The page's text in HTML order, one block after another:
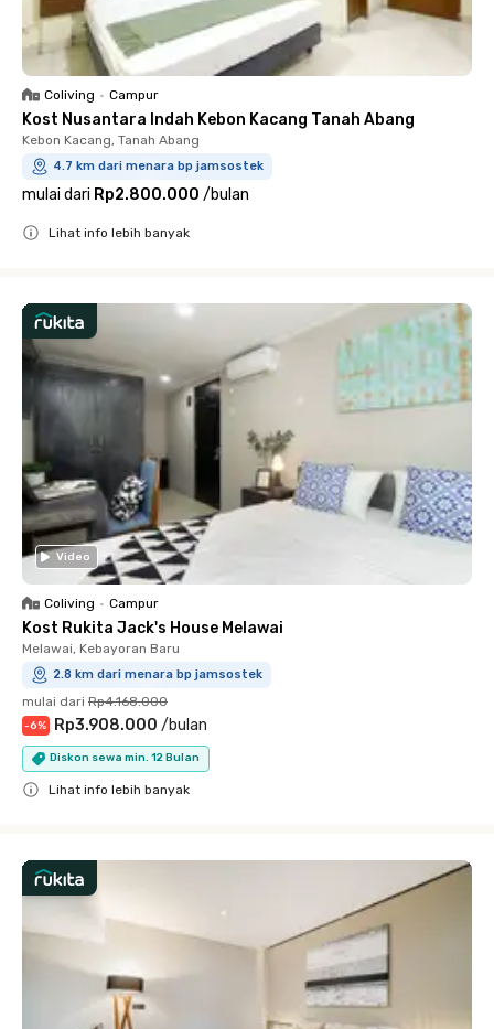
Coliving • Campur
Kost Nusantara Indah Kebon Kacang Tanah Abang
Kebon Kacang, Tanah Abang
4.7 km dari menara bp jamsostek
mulai dari Rp2.800.000 /bulan
Lihat info lebih banyak
Video
Coliving • Campur
Kost Rukita Jack's House Melawai
Melawai, Kebayoran Baru
2.8 km dari menara bp jamsostek
mulai dari Rp4.168.000
-6% Rp3.908.000 /bulan
Diskon sewa min. 12 Bulan
Lihat info lebih banyak